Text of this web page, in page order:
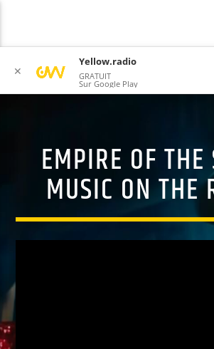
YELLOW RADIO
#ONLYGOODVIBES
EMPIRE OF
MUSIC ON THE
✕
Yellow.radio
GRATUIT
Sur Google Play